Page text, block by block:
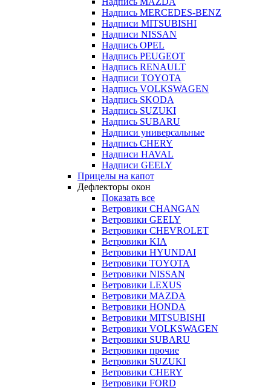
Надпись MERCEDES-BENZ
Надписи MITSUBISHI
Надписи NISSAN
Надпись OPEL
Надпись PEUGEOT
Надпись RENAULT
Надписи TOYOTA
Надпись VOLKSWAGEN
Надпись SKODA
Надпись SUZUKI
Надпись SUBARU
Надписи универсальные
Надпись CHERY
Надписи HAVAL
Надписи GEELY
Прицелы на капот
Дефлекторы окон
Показать все
Ветровики CHANGAN
Ветровики GEELY
Ветровики CHEVROLET
Ветровики KIA
Ветровики HYUNDAI
Ветровики TOYOTA
Ветровики NISSAN
Ветровики LEXUS
Ветровики MAZDA
Ветровики HONDA
Ветровики MITSUBISHI
Ветровики VOLKSWAGEN
Ветровики SUBARU
Ветровики прочие
Ветровики SUZUKI
Ветровики CHERY
Ветровики FORD